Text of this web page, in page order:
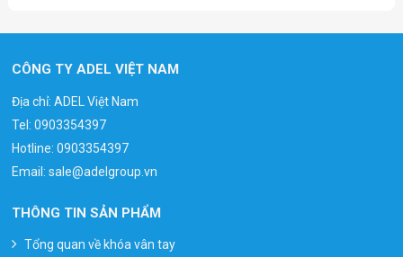
CÔNG TY ADEL VIỆT NAM
Địa chỉ: ADEL Việt Nam
Tel:0903354397
Hotline:0903354397
Email:sale@adelgroup.vn
THÔNG TIN SẢN PHẨM
Tổng quan về khóa vân tay